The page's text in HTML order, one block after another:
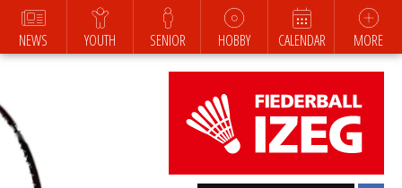
NEWS YOUTH SENIOR HOBBY CALENDAR MORE